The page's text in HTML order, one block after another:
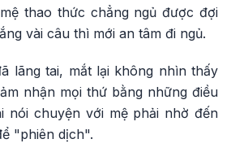
thao thức chẳng ngủ được đợi
vài câu thì mới an tâm đi ngủ.
lãng tai, mắt lại không nhìn thấy
nhận mọi thứ bằng những điều
nói chuyện với mệ phải nhờ đến
"phiên dịch".